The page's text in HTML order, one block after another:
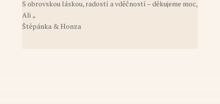
S obrovskou láskou, radostí a vděčností – děkujeme moc,
Ali „
Štěpánka & Honza